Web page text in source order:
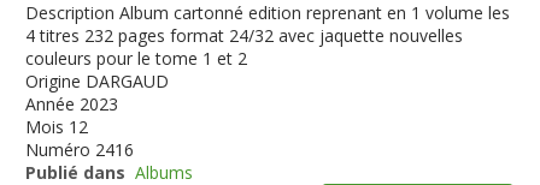
Description Album cartonné edition reprenant en 1 volume les
4 titres 232 pages format 24/32 avec jaquette nouvelles
couleurs pour le tome 1 et 2
Origine DARGAUD
Année 2023
Mois 12
Numéro 2416
Publié dans Albums